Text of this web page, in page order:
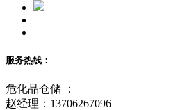
服务热线：
危化品仓储 ：
赵经理：13706267096